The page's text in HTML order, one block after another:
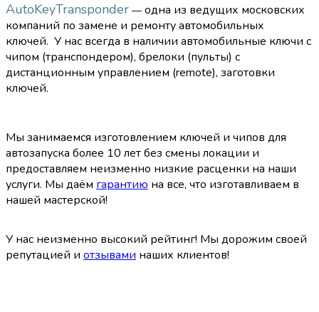
AutoKeyTransponder — одна из ведущих московских
компаний по замене и ремонту автомобильных
ключей. У нас всегда в наличии автомобильные ключи с
чипом (транспондером), брелоки (пульты) с
дистанционным управлением (remote), заготовки
ключей.
Мы занимаемся изготовлением ключей и чипов для
автозапуска более 10 лет без смены локации и
предоставляем неизменно низкие расценки на наши
услуги. Мы даём гарантию на все, что изготавливаем в
нашей мастерской!
У нас неизменно высокий рейтинг! Мы дорожим своей
репутацией и отзывами наших клиентов!